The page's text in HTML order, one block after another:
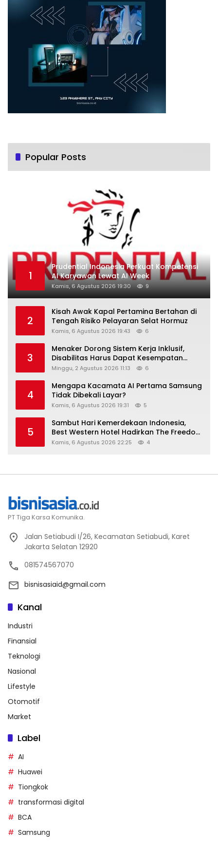
Popular Posts
1
Prudential Indonesia Perkuat Kompetensi
AI Karyawan Lewat AI Week
Kamis, 6 Agustus 2026 19:30 9
2
Kisah Awak Kapal Pertamina Bertahan di
Tengah Risiko Pelayaran Selat Hormuz
Kamis, 6 Agustus 2026 19:43 6
3
Menaker Dorong Sistem Kerja Inklusif,
Disabilitas Harus Dapat Kesempatan
Setara
Minggu, 2 Agustus 2026 11:13 6
4
Mengapa Kacamata AI Pertama Samsung
Tidak Dibekali Layar?
Kamis, 6 Agustus 2026 19:31 5
5
Sambut Hari Kemerdekaan Indonesia,
Best Western Hotel Hadirkan The Freedom
Stay Diskon Hingga 45%
Kamis, 6 Agustus 2026 22:25 4
PT Tiga Karsa Komunika.
Jalan Setiabudi I/26, Kecamatan Setiabudi, Karet
Jakarta Selatan 12920
081574567070
bisnisasiaid@gmail.com
Kanal
Industri
Finansial
Teknologi
Nasional
Lifestyle
Otomotif
Market
Label
AI
Huawei
Tiongkok
transformasi digital
BCA
Samsung